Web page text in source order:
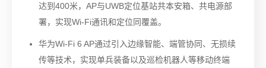
达到400米，AP与UWB定位基站共本安箱、共电源部
署，实现Wi-Fi通讯和定位同覆盖。
华为Wi-Fi 6 AP通过引入边缘智能、端管协同、无损续
传等技术，实现单兵装备以及巡检机器人等移动终端